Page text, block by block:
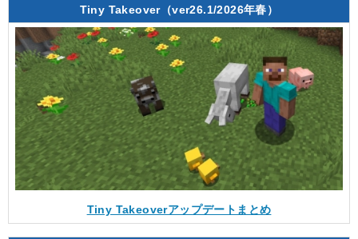
Tiny Takeover（ver26.1/2026年春）
Tiny Takeoverアップデートまとめ